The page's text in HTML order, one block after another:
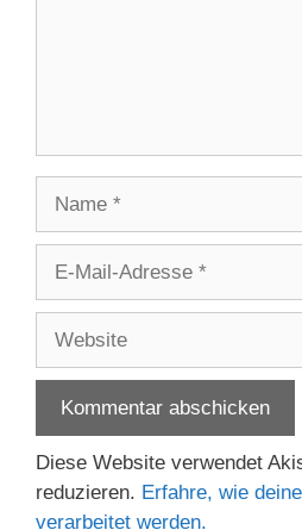
Adresse
Diese Website verwendet
reduzieren. Erfahre, wie
verarbeitet werden.